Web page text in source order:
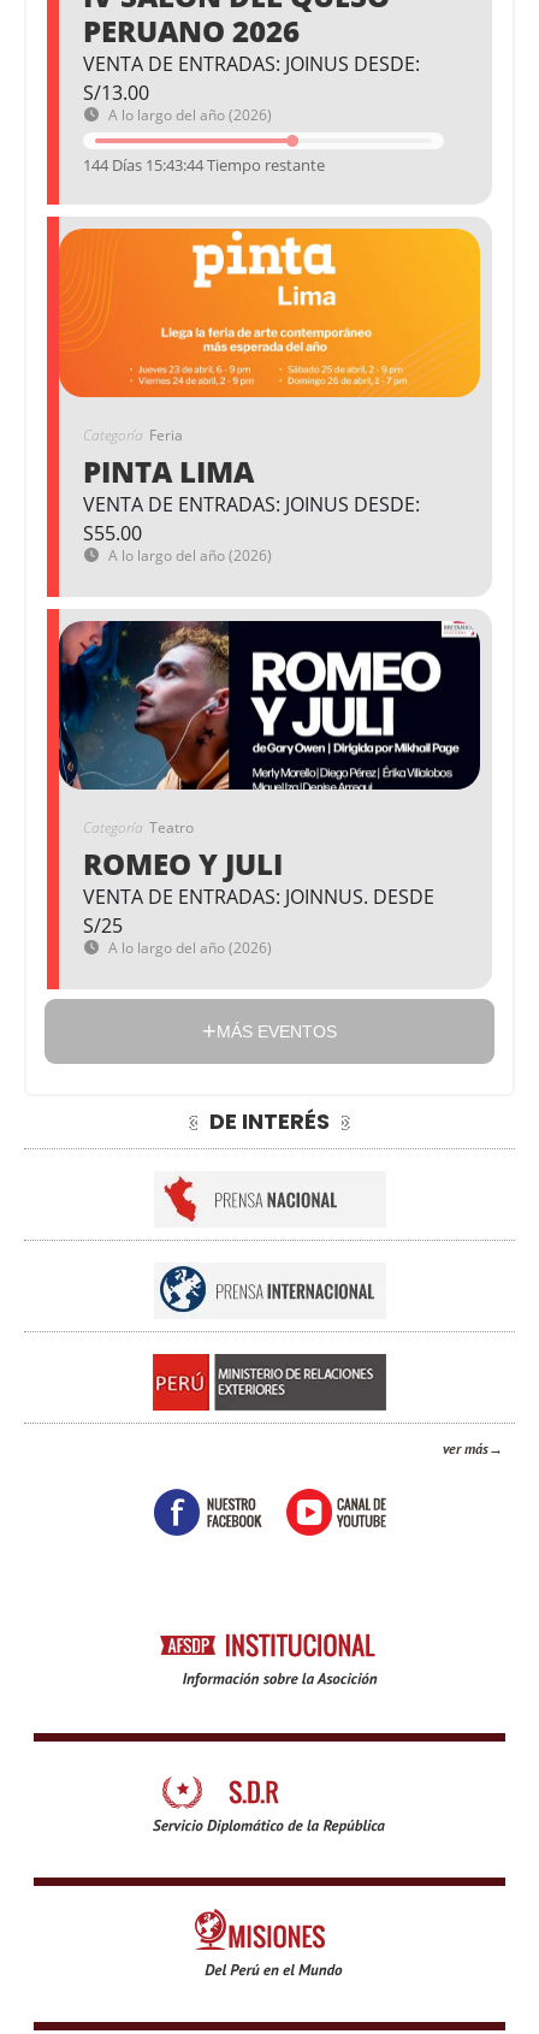
PERUANO 2026
VENTA DE ENTRADAS: JOINUS DESDE:
S/13.00
A lo largo del año (2026)
144 Días 15:43:44 Tiempo restante
Categoría Feria
PINTA LIMA
VENTA DE ENTRADAS: JOINUS DESDE:
S55.00
A lo largo del año (2026)
Categoría Teatro
ROMEO Y JULI
VENTA DE ENTRADAS: JOINNUS. DESDE
S/25
A lo largo del año (2026)
MÁS EVENTOS
DE INTERÉS
ver más